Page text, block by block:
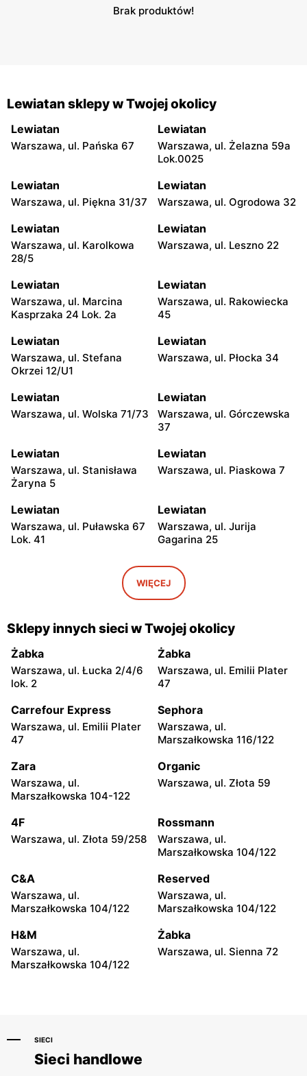
Brak produktów!
Lewiatan sklepy w Twojej okolicy
Lewiatan
Warszawa, ul. Pańska 67
Lewiatan
Warszawa, ul. Żelazna 59a
Lok.0025
Lewiatan
Warszawa, ul. Piękna 31/37
Lewiatan
Warszawa, ul. Ogrodowa 32
Lewiatan
Warszawa, ul. Karolkowa
28/5
Lewiatan
Warszawa, ul. Leszno 22
Lewiatan
Warszawa, ul. Marcina
Kasprzaka 24 Lok. 2a
Lewiatan
Warszawa, ul. Rakowiecka
45
Lewiatan
Warszawa, ul. Stefana
Okrzei 12/U1
Lewiatan
Warszawa, ul. Płocka 34
Lewiatan
Warszawa, ul. Wolska 71/73
Lewiatan
Warszawa, ul. Górczewska
37
Lewiatan
Warszawa, ul. Stanisława
Żaryna 5
Lewiatan
Warszawa, ul. Piaskowa 7
Lewiatan
Warszawa, ul. Puławska 67
Lok. 41
Lewiatan
Warszawa, ul. Jurija
Gagarina 25
Warszawa, ul. Egipska 4
Lewiatan
Warszawa, ul. Elbląska 37
Warszawa, ul. Erazma
Ciołka 30
Warszawa, ul.
Międzyborska 48
Lewiatan
Warszawa, ul. Sabały 3
Lewiatan
Warszawa, ul. Majdańska 11
Lewiatan
Warszawa al. Stanów
Zjednoczonych 72 Lok. 4
Lewiatan
Warszawa, ul.
Bernardyńska 25
Lewiatan
Warszawa, ul. Bolesława
Podczaszyńskiego 1/3
Lewiatan
Warszawa, ul. Globusowa
Lewiatan
Warszawa, ul. Sonaty 5
Lewiatan
Warszawa, ul. Gen.
Tadeusza Pełczyńskiego 32
Lewiatan
Warszawa, ul. Sándora
Lewiatan
Warszawa, ul. Wrzeciono
Lewiatan
Warszawa, ul. Antoniego
Lewiatan
WIĘCEJ
Sklepy innych sieci w Twojej okolicy
Żabka
Warszawa, ul. Łucka 2/4/6
lok. 2
Żabka
Warszawa, ul. Emilii Plater
47
Carrefour Express
Warszawa, ul. Emilii Plater
47
Sephora
Warszawa, ul.
Marszałkowska 116/122
Zara
Warszawa, ul.
Marszałkowska 104-122
Organic
Warszawa, ul. Złota 59
4F
Warszawa, ul. Złota 59/258
Rossmann
Warszawa, ul.
Marszałkowska 104/122
C&A
Warszawa, ul.
Marszałkowska 104/122
Reserved
Warszawa, ul.
Marszałkowska 104/122
H&M
Warszawa, ul.
Marszałkowska 104/122
Żabka
Warszawa, ul. Sienna 72
SIECI
Sieci handlowe